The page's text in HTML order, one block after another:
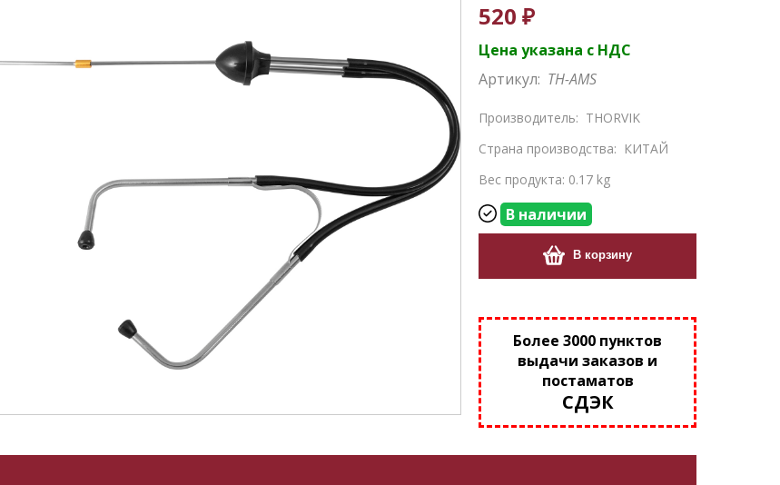
520 ₽
Цена указана с НДС
Артикул: TH-AMS
Производитель: THORVIK
Страна производства: КИТАЙ
Вес продукта: 0.17 kg
В наличии
В корзину
Более 3000 пунктов
выдачи заказов и
постаматов
СДЭК